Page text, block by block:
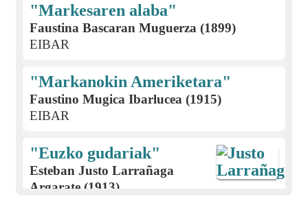
"Markesaren alaba"
Faustina Bascaran Muguerza (1899)
EIBAR
"Markanokin Ameriketara"
Faustino Mugica Ibarlucea (1915)
EIBAR
"Euzko gudariak"
Esteban Justo Larrañaga
Argarate (1913)